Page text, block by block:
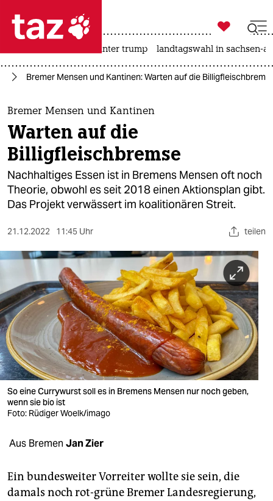
 taz zahl ich
taz zahl ich
themen
politik
öko
gesellschaft
sport
nord
wahrheit
verlag
verlag
veranstaltungen
unterstützen

taz zahl ich
usa unter trump landtagswahl in sachsen-
Bremer Mensen und Kantinen: Warten auf die
Bremer Mensen und Kantinen
Warten auf die
Billigfleischbremse
Nachhaltiges Essen ist in Bremens Mensen oft noch
Theorie, obwohl es seit 2018 einen Aktionsplan gibt.
Das Projekt verwässert im koalitionären Streit.
21.12.2022 11:45 Uhr teilen
So eine Currywurst soll es in Bremens Mensen nur noch geben,
wenn sie bio ist
Foto: Rüdiger Woelk/imago
Aus Bremen Jan Zier
Ein bundesweiter Vorreiter wollte sie sein, die
damals noch rot-grüne Bremer Landesregierung,